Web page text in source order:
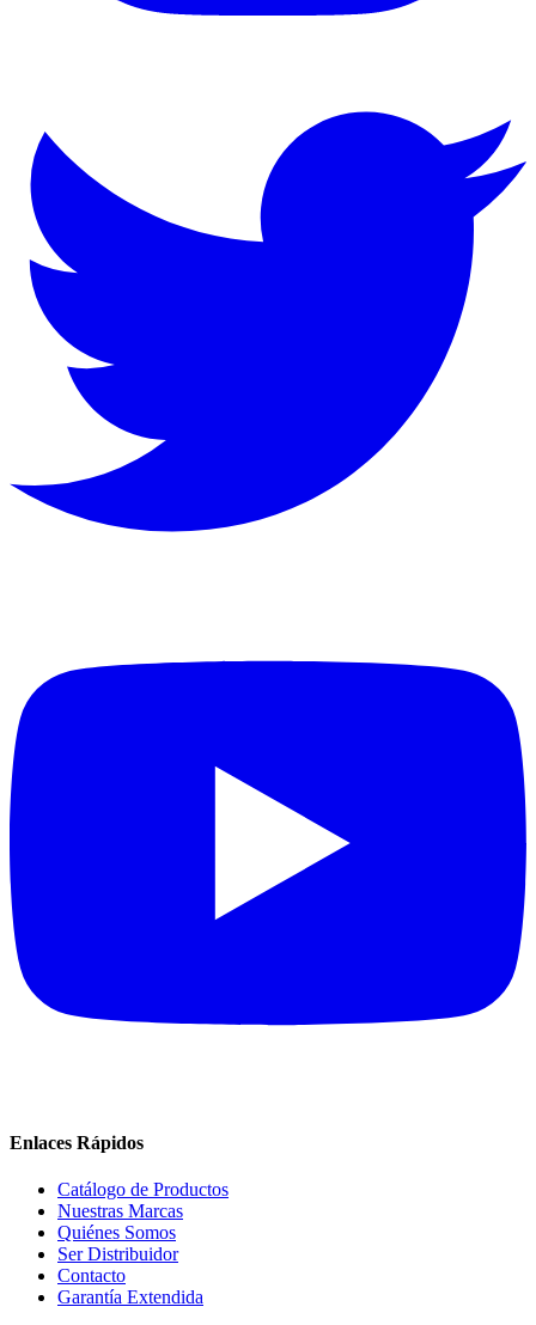
Enlaces Rápidos
Catálogo de Productos
Nuestras Marcas
Quiénes Somos
Ser Distribuidor
Contacto
Garantía Extendida